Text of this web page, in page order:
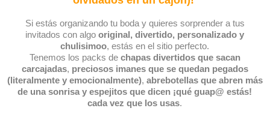
Si estás organizando tu boda y quieres sorprender a tus
invitados con algooriginal, divertido, personalizado y
chulisimoo, estás en el sitio perfecto.
Tenemos los packs de chapas divertidos que sacan
carcajadas, preciosos imanes que se quedan pegados
(literalmente y emocionalmente), abrebotellas que abren más
de una sonrisa y espejitos que dicen ¡qué guap@ estás!
cada vez que los usas.